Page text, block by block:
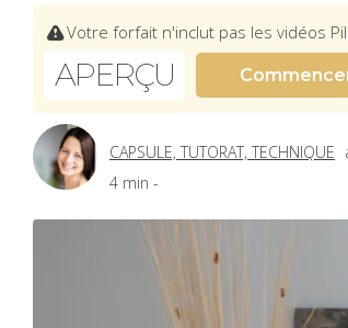
Votre forfait n'inclut pas les vidéos
APERÇU
CAPSULE, TUTORAT, TECHNIQUE
4 min -